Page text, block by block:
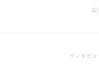
記
インタビュ